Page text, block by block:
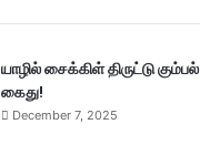
யாழில் சைக்கிள் திருட்டு கும்பல்
கைது!
December 7, 2025